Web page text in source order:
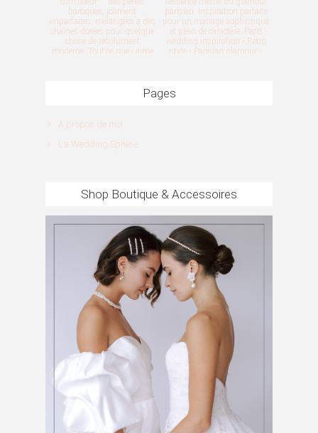
Pages
A propos de moi
La Wedding Sphère
Shop Boutique & Accessoires